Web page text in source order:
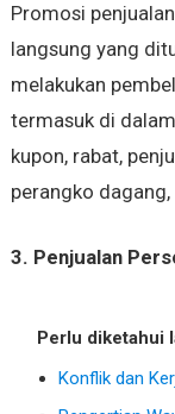
Promosi
langsung yang
melakukan
termasuk di
kupon, rabat,
perangko
3. Penjualan
Perlu diketahui
Konflik dan